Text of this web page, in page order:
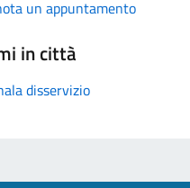
un appuntamento
in città
disservizio